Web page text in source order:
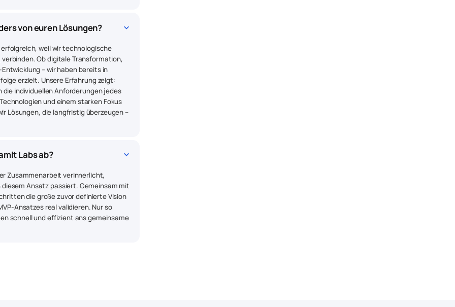
von euren Lösungen? keyboard_arrow_down
weil wir technologische
Ob digitale Transformation,
– wir haben bereits in
erzielt. Unsere Erfahrung zeigt:
individuellen Anforderungen jedes
und einem starken Fokus
Lösungen, die langfristig überzeugen –
Labs ab? keyboard_arrow_down
Zusammenarbeit verinnerlicht,
Ansatz passiert. Gemeinsam mit
die große zuvor definierte Vision
Ansatzes real validieren. Nur so
schnell und effizient ans gemeinsame